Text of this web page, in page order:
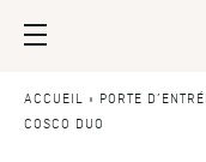
Nos portes
Conseils
ACCUEIL » PORTE
COSCO DUO